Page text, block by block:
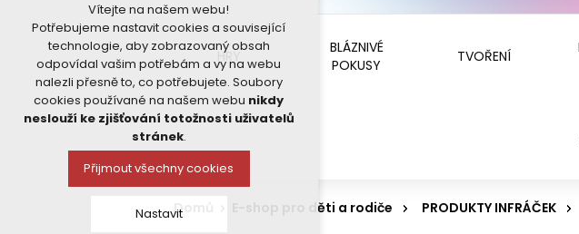
Vítejte na našem webu!
Potřebujeme nastavit cookies a související
technologie, aby zobrazovaný obsah
odpovídal vašim potřebám a vy na webu
nalezli přesně to, co potřebujete. Soubory
cookies používané na našem webu nikdy
neslouží ke zjišťování totožnosti uživatelů
stránek.
Přijmout všechny cookies
Nastavit
HRY
BLÁZNIVÉ
POKUSY
TVOŘENÍ
Domů E-shop pro děti a rodiče PRODUKTY INFRÁČEK